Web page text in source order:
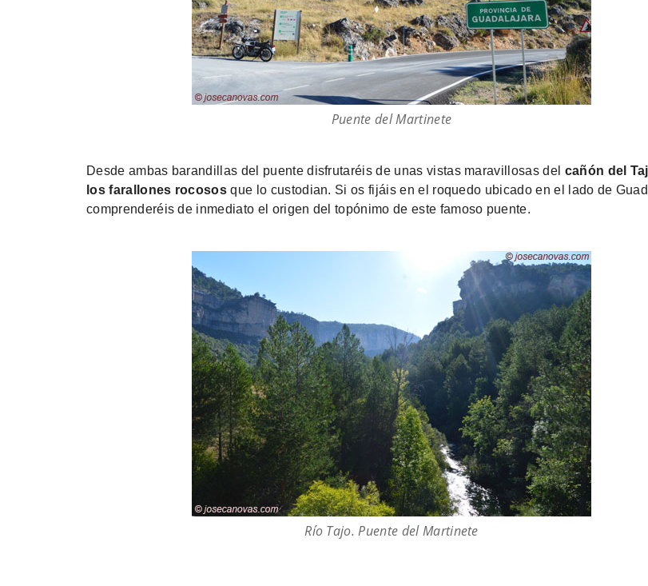
Puente del Martinete
Desde ambas barandillas del puente disfrutaréis de unas vistas maravillosas del cañón del
los farallones rocosos que lo custodian. Si os fijáis en el roquedo ubicado en el lado de
comprenderéis de inmediato el origen del topónimo de este famoso puente.
Río Tajo. Puente del Martinete